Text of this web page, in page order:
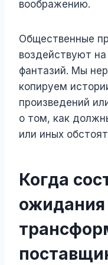
воображению.
Общественные
воздействуют
фантазий. Мы
копируем
произведений
о том, как
или иных
Когда
ожидания